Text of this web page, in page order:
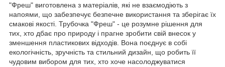
"Фреш" виготовлена з матеріалів, які не взаємодіють з
напоями, що забезпечує безпечне використання та зберігає їх
смакові якості. Трубочка "Фреш" - це розумне рішення для
тих, хто дбає про природу і прагне зробити свій внесок у
зменшення пластикових відходів. Вона поєднує в собі
екологічність, зручність та стильний дизайн, що робить її
чудовим вибором для тих, хто хоче насолоджуватися